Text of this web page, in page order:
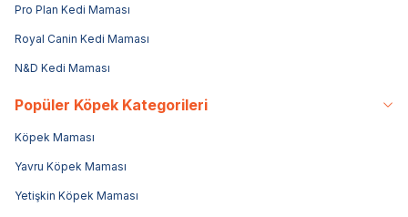
Pro Plan Kedi Maması
Royal Canin Kedi Maması
N&D Kedi Maması
Popüler Köpek Kategorileri
Köpek Maması
Yavru Köpek Maması
Yetişkin Köpek Maması